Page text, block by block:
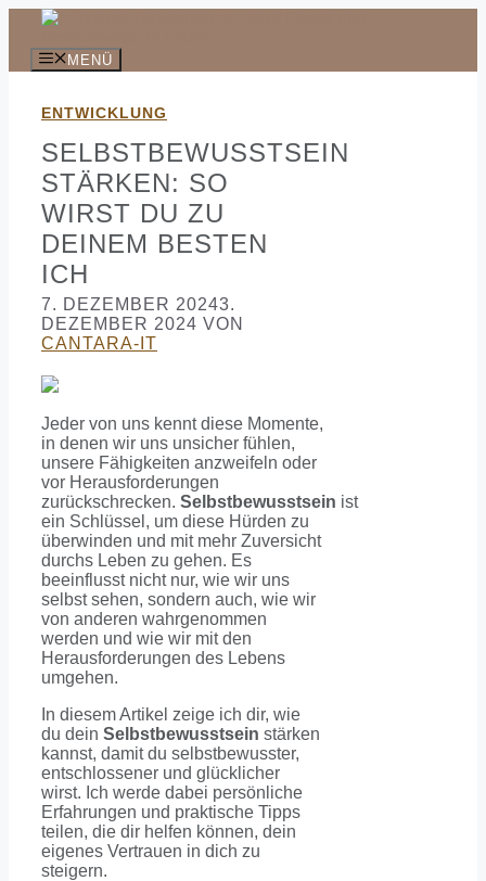
springenMENÜ
ENTWICKLUNG
SELBSTBEWUSSTSEIN
STÄRKEN: SO
WIRST DU ZU
DEINEM BESTEN
ICH
7. DEZEMBER 20243.
DEZEMBER 2024 VON
CANTARA-IT
Jeder von uns kennt diese Momente,
in denen wir uns unsicher fühlen,
unsere Fähigkeiten anzweifeln oder
vor Herausforderungen
zurückschrecken. Selbstbewusstsein ist
ein Schlüssel, um diese Hürden zu
überwinden und mit mehr Zuversicht
durchs Leben zu gehen. Es
beeinflusst nicht nur, wie wir uns
selbst sehen, sondern auch, wie wir
von anderen wahrgenommen
werden und wie wir mit den
Herausforderungen des Lebens
umgehen.
In diesem Artikel zeige ich dir, wie
du dein Selbstbewusstsein stärken
kannst, damit du selbstbewusster,
entschlossener und glücklicher
wirst. Ich werde dabei persönliche
Erfahrungen und praktische Tipps
teilen, die dir helfen können, dein
eigenes Vertrauen in dich zu
steigern.